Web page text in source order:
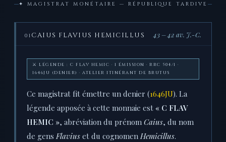
✦ MAGISTRAT MONÉTAIRE — RÉPUBLIQUE TARDIVE
01 CAIUS FLAVIUS HEMICILLUS 43 – 42 av. J.-C.
⚔️ LÉGENDE : C FLAV HEMIC · 1 ÉMISSION · RRC 504/1 ·
1646JU (DENIER) · ATELIER ITINÉRANT DE BRUTUS
Ce magistrat fit émettre un denier (1646JU). La
légende apposée à cette monnaie est « C FLAV
HEMIC », abréviation du prénom Caius, du nom
de gensFlavius et du cognomenHemicillus.